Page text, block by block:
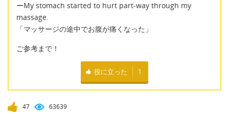
ーMy stomach started to hurt part-way through my
massage.
「マッサージの途中でお腹が痛くなった」
ご参考まで！
役に立った 1
47 63639